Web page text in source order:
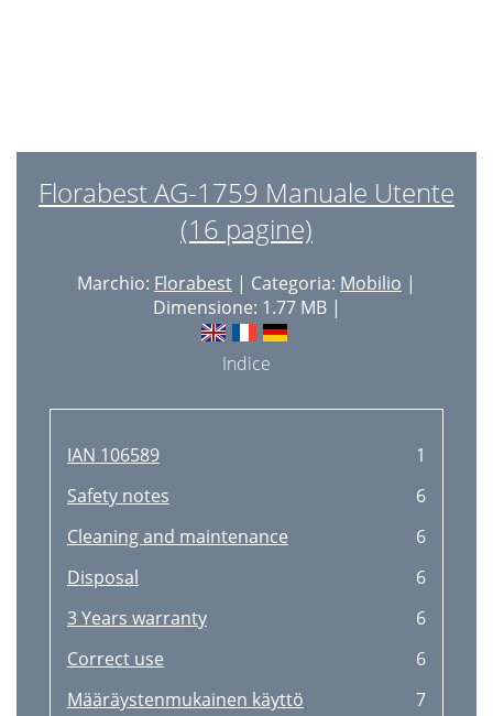
Florabest AG-1759 Manuale Utente
(16 pagine)
Marchio: Florabest | Categoria: Mobilio |
Dimensione: 1.77 MB |
Indice
IAN 106589
1
Safety notes
6
Cleaning and maintenance
6
Disposal
6
3 Years warranty
6
Correct use
6
Määräystenmukainen käyttö
7